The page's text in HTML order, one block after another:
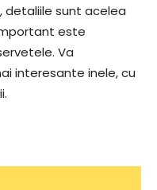
detaliile sunt acelea
este
Va
interesante inele, cu